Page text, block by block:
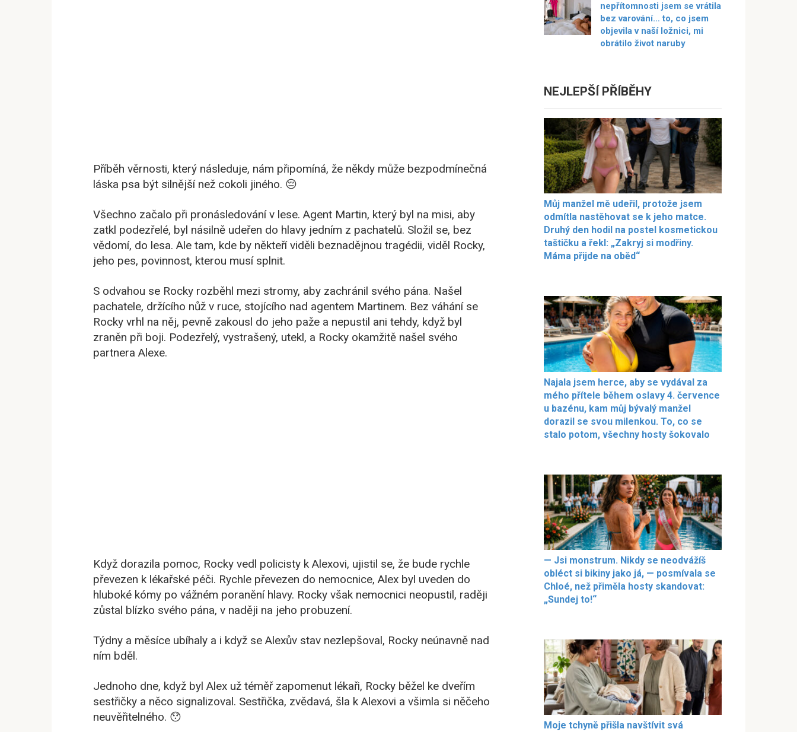
Příběh věrnosti, který následuje, nám připomíná, že někdy může bezpodmínečná
láska psa být silnější než cokoli jiného. 😔
Všechno začalo při pronásledování v lese. Agent Martin, který byl na misi, aby
zatkl podezřelé, byl násilně udeřen do hlavy jedním z pachatelů. Složil se, bez
vědomí, do lesa. Ale tam, kde by někteří viděli beznadějnou tragédii, viděl Rocky,
jeho pes, povinnost, kterou musí splnit.
S odvahou se Rocky rozběhl mezi stromy, aby zachránil svého pána. Našel
pachatele, držícího nůž v ruce, stojícího nad agentem Martinem. Bez váhání se
Rocky vrhl na něj, pevně zakousl do jeho paže a nepustil ani tehdy, když byl
zraněn při boji. Podezřelý, vystrašený, utekl, a Rocky okamžitě našel svého
partnera Alexe.
Když dorazila pomoc, Rocky vedl policisty k Alexovi, ujistil se, že bude rychle
převezen k lékařské péči. Rychle převezen do nemocnice, Alex byl uveden do
hluboké kómy po vážném poranění hlavy. Rocky však nemocnici neopustil, raději
zůstal blízko svého pána, v naději na jeho probuzení.
Týdny a měsíce ubíhaly a i když se Alexův stav nezlepšoval, Rocky neúnavně nad
ním bděl.
Jednoho dne, když byl Alex už téměř zapomenut lékaři, Rocky běžel ke dveřím
sestřičky a něco signalizoval. Sestřička, zvědavá, šla k Alexovi a všimla si něčeho
neuvěřitelného. 😯
nepřítomnosti jsem se vrátila
bez varování… to, co jsem
objevila v naší ložnici, mi
obrátilo život naruby
NEJLEPŠÍ PŘÍBĚHY
Můj manžel mě udeřil, protože jsem
odmítla nastěhovat se k jeho matce.
Druhý den hodil na postel kosmetickou
taštičku a řekl: „Zakryj si modřiny.
Máma přijde na oběd“
Najala jsem herce, aby se vydával za
mého přítele během oslavy 4. července
u bazénu, kam můj bývalý manžel
dorazil se svou milenkou. To, co se
stalo potom, všechny hosty šokovalo
— Jsi monstrum. Nikdy se neodvážíš
obléct si bikiny jako já, — posmívala se
Chloé, než přiměla hosty skandovat:
„Sundej to!“
Moje tchyně přišla navštívit svá